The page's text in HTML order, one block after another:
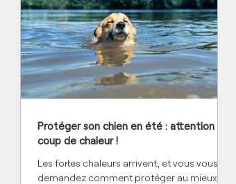
Protéger son chien en été : attention au
coup de chaleur !
Les fortes chaleurs arrivent, et vous vous
demandez comment protéger au mieux